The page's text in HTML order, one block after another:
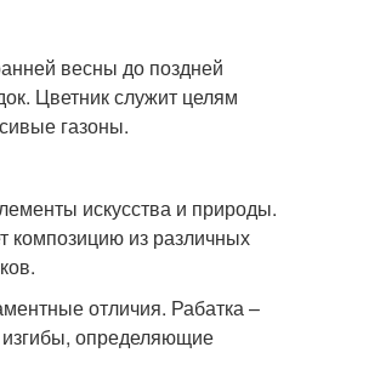
весны до поздней
Цветник служит целям
газоны.
искусства и природы.
композицию из различных
отличия. Рабатка –
изгибы, определяющие